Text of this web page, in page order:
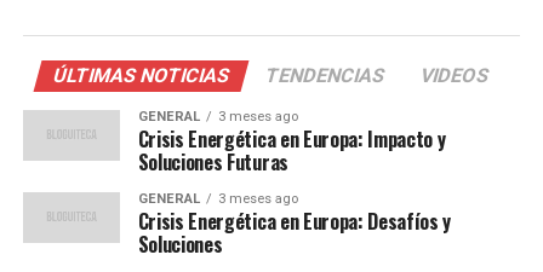
Crecimiento
La pandemia de COVID-19 actuó como un catalizador
para el comercio electrónico, obligando a muchos
consumidores a recurrir a las compras en línea debido a
las restricciones de movilidad. Sin embargo, incluso
después de la relajación de estas restricciones, el hábito
de comprar en línea ha persistido. Según María López,
ÚLTIMAS NOTICIAS TENDENCIAS VIDEOS
GENERAL 3 meses ago
Crisis Energética en Europa: Impacto y
Soluciones Futuras
GENERAL 3 meses ago
Crisis Energética en Europa: Desafíos y
Soluciones